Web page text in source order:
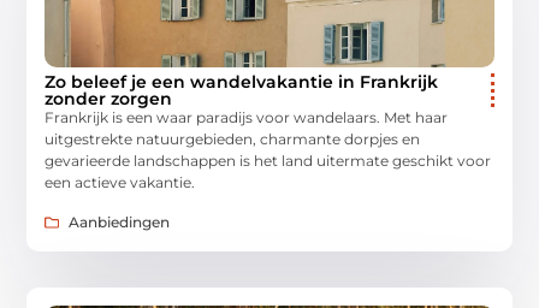
Zo beleef je een wandelvakantie in Frankrijk
zonder zorgen
Frankrijk is een waar paradijs voor wandelaars. Met haar
uitgestrekte natuurgebieden, charmante dorpjes en
gevarieerde landschappen is het land uitermate geschikt voor
een actieve vakantie.
Aanbiedingen